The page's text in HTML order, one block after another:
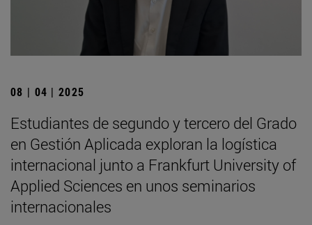
08 | 04 | 2025
Estudiantes de segundo y tercero del Grado
en Gestión Aplicada exploran la logística
internacional junto a Frankfurt University of
Applied Sciences en unos seminarios
internacionales